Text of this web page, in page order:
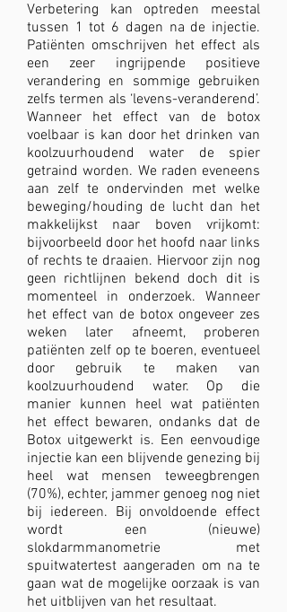
Verbetering kan optreden meestal
tussen 1 tot 6 dagen na de injectie.
Patiënten omschrijven het effect als
een zeer ingrijpende positieve
verandering en sommige gebruiken
zelfs termen als ‘levens-veranderend’.
Wanneer het effect van de botox
voelbaar is kan door het drinken van
koolzuurhoudend water de spier
getraind worden. We raden eveneens
aan zelf te ondervinden met welke
beweging/houding de lucht dan het
makkelijkst naar boven vrijkomt:
bijvoorbeeld door het hoofd naar links
of rechts te draaien. Hiervoor zijn nog
geen richtlijnen bekend doch dit is
momenteel in onderzoek. Wanneer
het effect van de botox ongeveer zes
weken later afneemt, proberen
patiënten zelf op te boeren, eventueel
door gebruik te maken van
koolzuurhoudend water. Op die
manier kunnen heel wat patiënten
het effect bewaren, ondanks dat de
Botox uitgewerkt is. Een eenvoudige
injectie kan een blijvende genezing bij
heel wat mensen teweegbrengen
(70%), echter, jammer genoeg nog niet
bij iedereen. Bij onvoldoende effect
wordt een (nieuwe)
slokdarmmanometrie met
spuitwatertest aangeraden om na te
gaan wat de mogelijke oorzaak is van
het uitblijven van het resultaat.